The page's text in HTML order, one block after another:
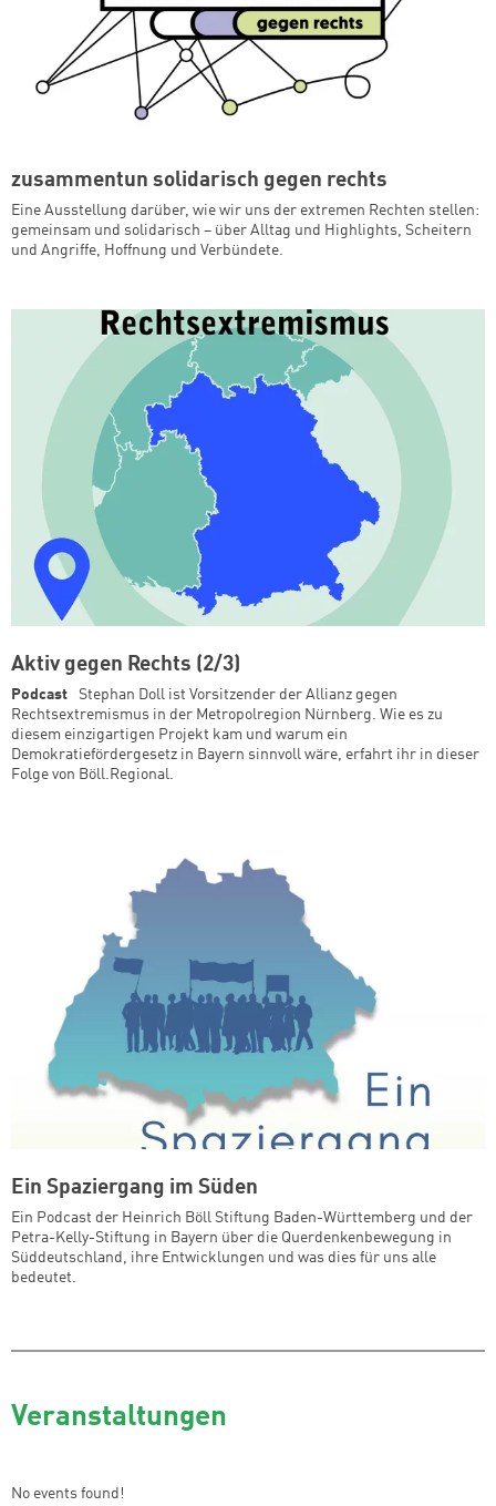
zusammentun solidarisch gegen rechts
Eine Ausstellung darüber, wie wir uns der extremen Rechten stellen:
gemeinsam und solidarisch – über Alltag und Highlights, Scheitern
und Angriffe, Hoffnung und Verbündete.
Aktiv gegen Rechts (2/3)
Podcast
Stephan Doll ist Vorsitzender der Allianz gegen
Rechtsextremismus in der Metropolregion Nürnberg. Wie es zu
diesem einzigartigen Projekt kam und warum ein
Demokratiefördergesetz in Bayern sinnvoll wäre, erfahrt ihr in dieser
Folge von Böll.Regional.
Ein Spaziergang im Süden
Ein Podcast der Heinrich Böll Stiftung Baden-Württemberg und der
Petra-Kelly-Stiftung in Bayern über die Querdenkenbewegung in
Süddeutschland, ihre Entwicklungen und was dies für uns alle
bedeutet.
Veranstaltungen
No events found!